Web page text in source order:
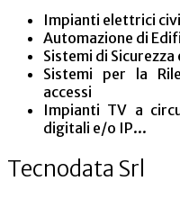
Impianti elettrici
Automazione di
Sistemi di
Sistemi per la
accessi
Impianti TV a
digitali e/o IP...
Tecnodata Srl